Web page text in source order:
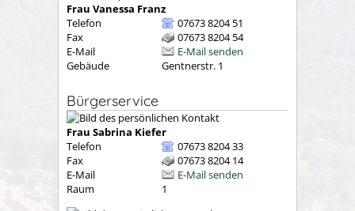
Frau Vanessa Franz
Telefon
07673 8204 51
Fax
07673 8204 54
E-Mail
E-Mail senden
Gebäude
Gentnerstr. 1
Bürgerservice
Frau Sabrina Kiefer
Telefon
07673 8204 33
Fax
07673 8204 14
E-Mail
E-Mail senden
Raum
1